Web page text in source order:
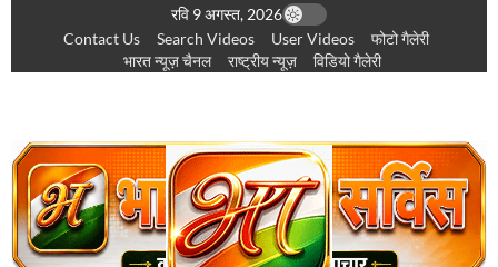
पर
रवि 9 अगस्त, 2026
Contact Us
Search Videos User Videos
फोटो गैलेरी
भारत न्यूज़ चैनल
राष्ट्रीय न्यूज़ विडियो गैलेरी